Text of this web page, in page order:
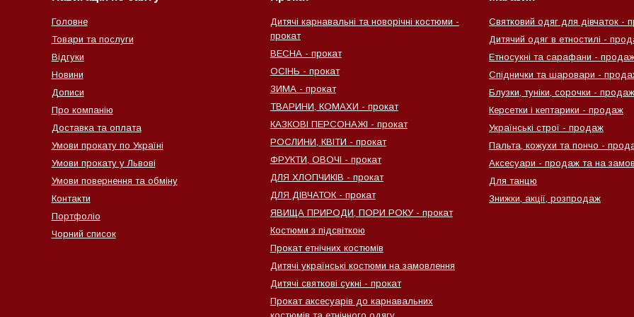
Головне
Товари та послуги
Відгуки
Новини
Дописи
Про компанію
Доставка та оплата
Умови прокату по Україні
Умови прокату у Львові
Умови повернення та обміну
Контакти
Портфоліо
Чорний список
Дитячі карнавальні та новорічні костюми -
прокат
ВЕСНА - прокат
ОСІНЬ - прокат
ЗИМА - прокат
ТВАРИНИ, КОМАХИ - прокат
КАЗКОВІ ПЕРСОНАЖІ - прокат
РОСЛИНИ, КВІТИ - прокат
ФРУКТИ, ОВОЧІ - прокат
ДЛЯ ХЛОПЧИКІВ - прокат
ДЛЯ ДІВЧАТОК - прокат
ЯВИЩА ПРИРОДИ, ПОРИ РОКУ - прокат
Костюми з підсвіткою
Прокат етнічних костюмів
Дитячі українські костюми на замовлення
Дитячі святкові сукні - прокат
Прокат аксесуарів до карнавальних
Святковий одяг для дівчаток -
Дитячий одяг в етностилі -
Етносукні та сарафани -
Спіднички та шаровари -
Блузки, туніки, сорочки - продаж
Керсетки і кептарики - продаж
Українські строї - продаж
Пальта, кожухи та пончо -
Аксесуари - продаж та на
Для танцю
Знижки, акції, розпродаж